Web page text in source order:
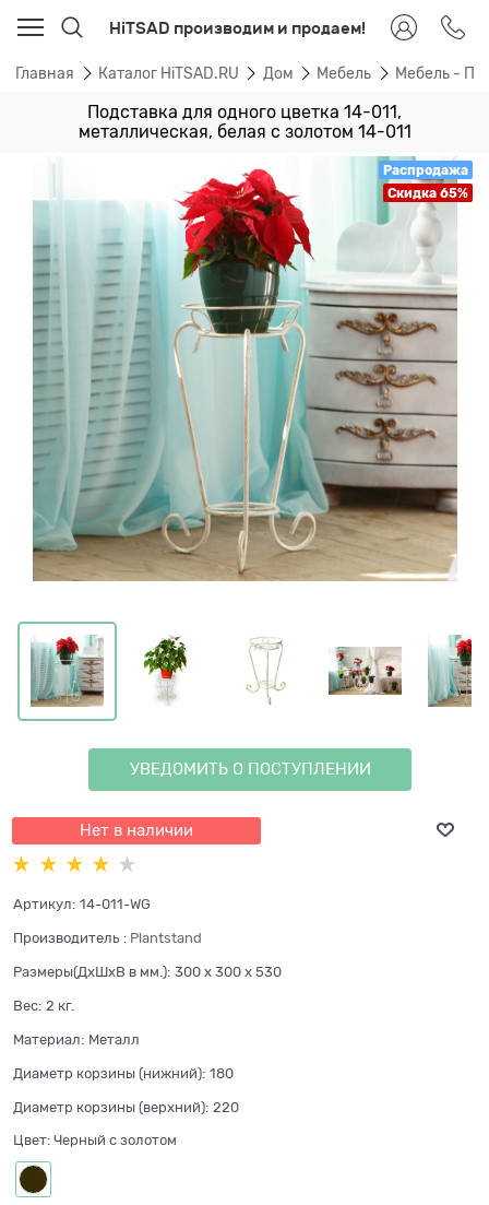
HiTSAD производим и продаем!
Главная Каталог HiTSAD.RU Дом Мебель Мебель -
Подставка для одного цветка 14-011,
металлическая, белая с золотом 14-011
Распродажа
Скидка 65%
УВЕДОМИТЬ О ПОСТУПЛЕНИИ
Нет в наличии
Артикул: 14-011-WG
Производитель : Plantstand
Размеры(ДхШхВ в мм.): 300 x 300 x 530
Вес: 2 кг.
Материал: Металл
Диаметр корзины (нижний): 180
Диаметр корзины (верхний): 220
Цвет: Черный с золотом